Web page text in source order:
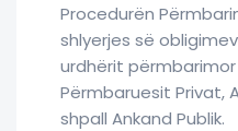
Procedurën
shlyerjes së
urdhërit
Përmbaruesit Privat,
shpall Ankand Publik.